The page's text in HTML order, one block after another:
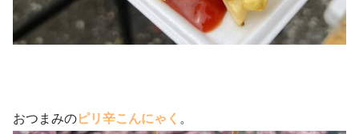
おつまみのピリ辛こんにゃく 。